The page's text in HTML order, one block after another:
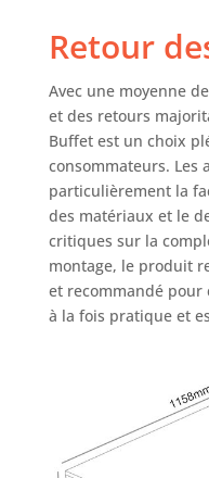
Retour
Avec une moyenne
et des retours
Buffet est un choix
consommateurs. Les
particulièrement la
des matériaux et le
critiques sur la
montage, le produit
et recommandé
à la fois pratique et